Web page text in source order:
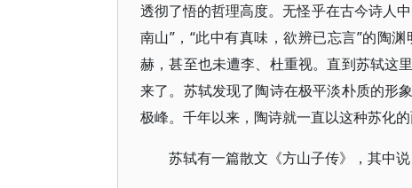
透彻了悟的哲理高度。无怪乎在古今诗人
南山”，“此中有真味，欲辨已忘言”的陶
赫，甚至也未遭李、杜重视。直到苏轼这
来了。苏轼发现了陶诗在极平淡朴质的形
极峰。千年以来，陶诗就一直以这种苏化的
苏轼有一篇散文《方山子传》，其中说